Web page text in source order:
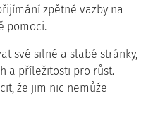
zpětné vazby na
pomoci.
své silné a slabé stránky,
a příležitosti pro růst.
že jim nic nemůže